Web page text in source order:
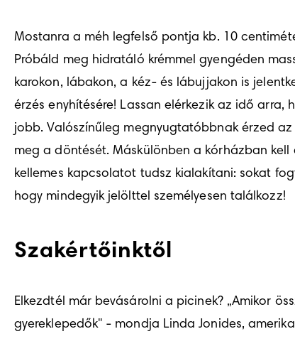
Mostanra a méh legfelső pontja kb. 10
Próbáld meg hidratáló krémmel gyengéden
karokon, lábakon, a kéz- és lábujjakon is
érzés enyhítésére! Lassan elérkezik az idő
jobb. Valószínűleg megnyugtatóbbnak érzed
meg a döntését. Máskülönben a kórházban
kellemes kapcsolatot tudsz kialakítani: sokat
hogy mindegyik jelölttel személyesen találkozz!
Szakértőinktől
Elkezdtél már bevásárolni a picinek? „Amikor
gyereklepedők" - mondja Linda Jonides,